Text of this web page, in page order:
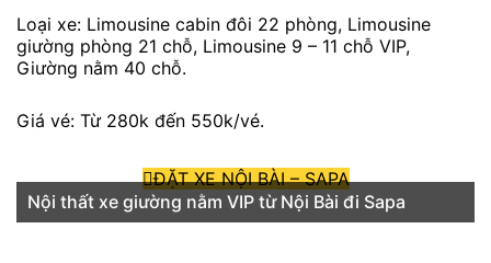
Loại xe: Limousine cabin đôi 22 phòng, Limousine
giường phòng 21 chỗ, Limousine 9 – 11 chỗ VIP,
Giường nằm 40 chỗ.
Giá vé: Từ 280k đến 550k/vé.
ĐẶT XE NỘI BÀI – SAPA
Nội thất xe giường nằm VIP từ Nội Bài đi Sapa
Nội thất xe limousine 9 chỗ từ Nội Bài đi Sapa